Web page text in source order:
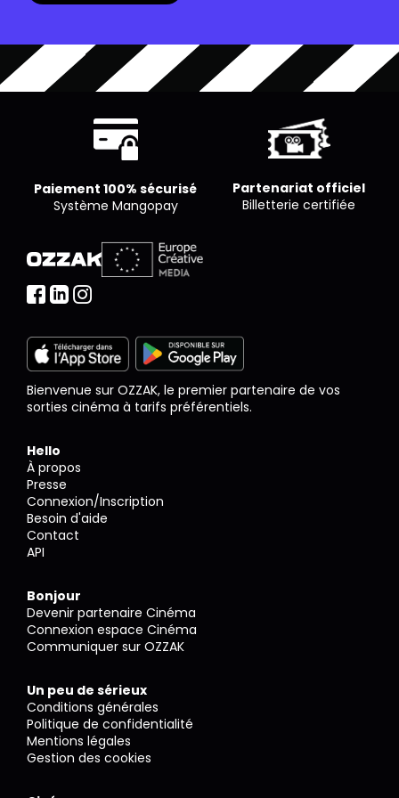
est libre de proposer le nombre de places qu’il
Paiement 100% sécurisé
Système Mangopay
Partenariat officiel
Billetterie certifiée
Bienvenue sur OZZAK, le premier partenaire de vos
sorties cinéma à tarifs préférentiels.
Hello
À propos
Presse
Connexion/Inscription
Besoin d'aide
Contact
API
Bonjour
Devenir partenaire Cinéma
Connexion espace Cinéma
Communiquer sur OZZAK
Un peu de sérieux
Conditions générales
Politique de confidentialité
Mentions légales
Gestion des cookies